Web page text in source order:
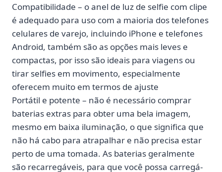
Compatibilidade – o anel de luz de selfie com clipe
é adequado para uso com a maioria dos telefones
celulares de varejo, incluindo iPhone e telefones
Android, também são as opções mais leves e
compactas, por isso são ideais para viagens ou
tirar selfies em movimento, especialmente
oferecem muito em termos de ajuste
Portátil e potente – não é necessário comprar
baterias extras para obter uma bela imagem,
mesmo em baixa iluminação, o que significa que
não há cabo para atrapalhar e não precisa estar
perto de uma tomada. As baterias geralmente
são recarregáveis, para que você possa carregá-